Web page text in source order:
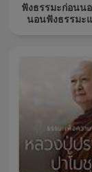
ฟังธรรมะก่อนน
นอนฟังธรรมะ